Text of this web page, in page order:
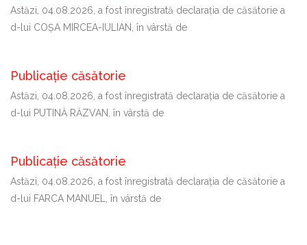
Astăzi, 04.08.2026, a fost înregistrată declaraţia de căsătorie a
d-lui COȘA MIRCEA-IULIAN, în vârstă de
Publicație căsătorie
Astăzi, 04.08.2026, a fost înregistrată declaraţia de căsătorie a
d-lui PUTINĂ RĂZVAN, în vârstă de
Publicație căsătorie
Astăzi, 04.08.2026, a fost înregistrată declaraţia de căsătorie a
d-lui FARCA MANUEL, în vârstă de